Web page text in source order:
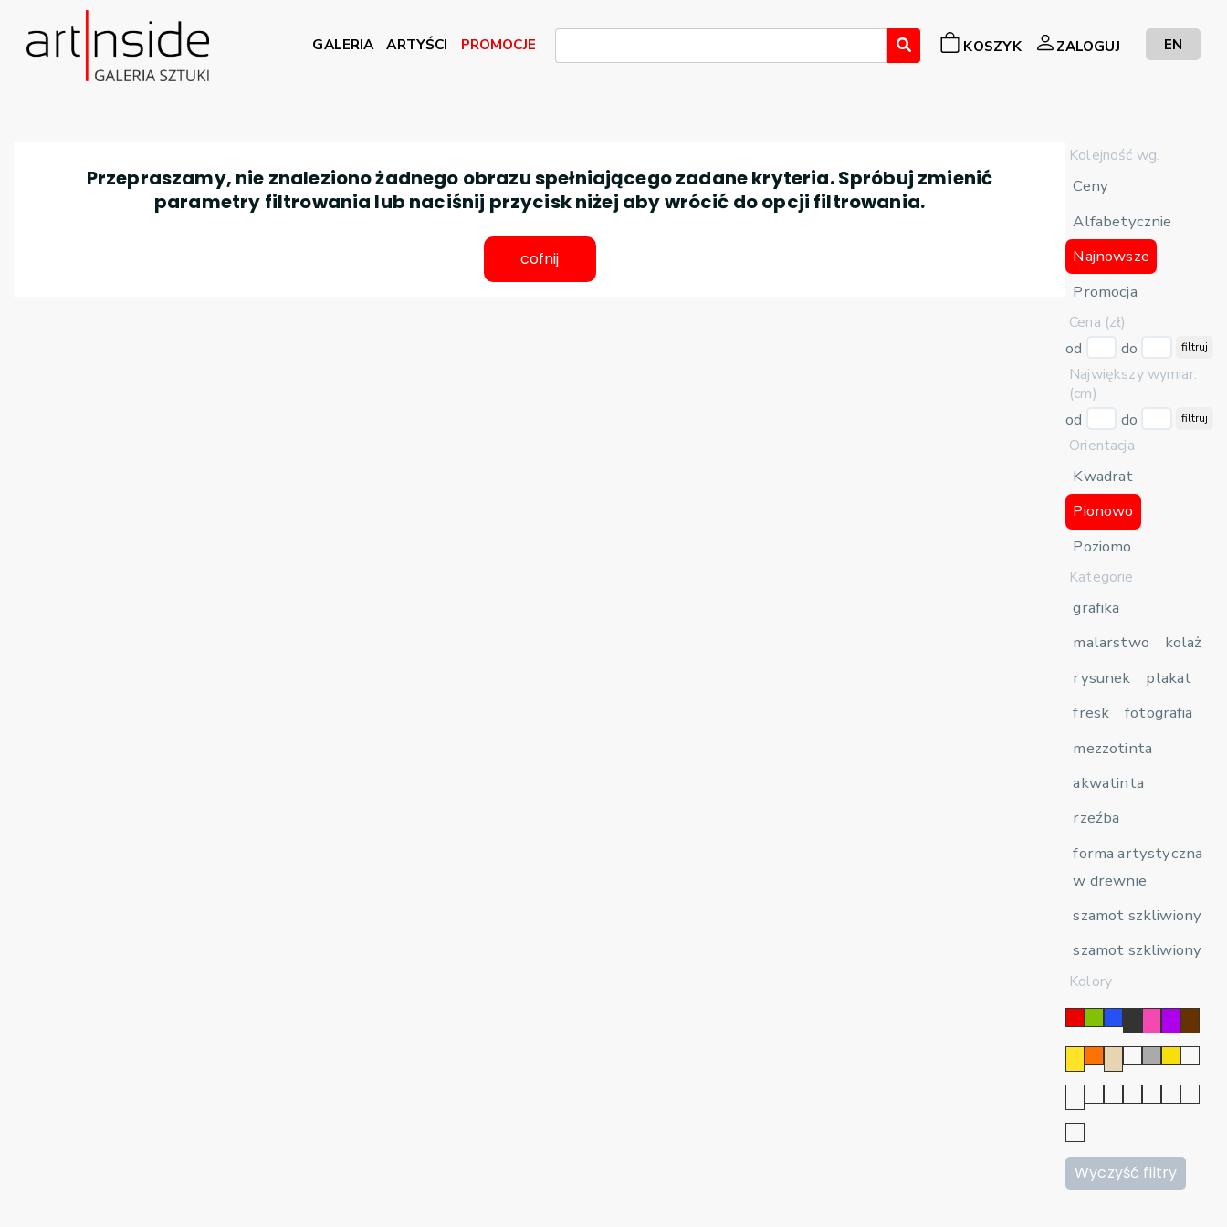
GALERIA ARTYŚCI PROMOCJE KOSZYK ZALOGUJ EN
Kolejność wg.
Ceny
Alfabetycznie
Najnowsze
Promocja
Cena (zł)
od
do filtruj
Największy wymiar:
(cm)
od
do filtruj
Orientacja
Kwadrat
Pionowo
Poziomo
Kategorie
grafika
malarstwo
kolaż
rysunek
plakat
fresk
fotografia
mezzotinta
akwatinta
rzeźba
forma artystyczna
w drewnie
szamot szkliwiony
szamot szkliwiony
Kolory
Wyczyść filtry
Przepraszamy, nie znaleziono żadnego obrazu spełniającego zadane kryteria. Spróbuj zmienić
parametry filtrowania lub naciśnij przycisk niżej aby wrócić do opcji filtrowania.
cofnij